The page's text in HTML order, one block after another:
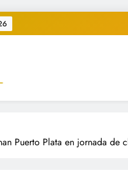
DIA •
#deportealdiard
Puerto Plata en jornada de